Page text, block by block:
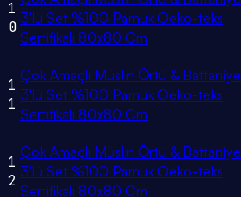
1
0 3'lü Set %100 Pamuk Oeko-teks
Sertifikalı 80x80 Cm
1
1
Çok Amaçlı Müslin Örtü & Battaniye
3'lü Set %100 Pamuk Oeko-teks
Sertifikalı 80x80 Cm
1
2
Çok Amaçlı Müslin Örtü & Battaniye
3'lü Set %100 Pamuk Oeko-teks
Sertifikalı 80x80 Cm